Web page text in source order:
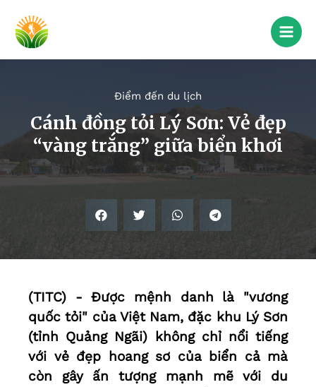
Điểm đến du lịch
Cánh đồng tỏi Lý Sơn: Vẻ đẹp
“vàng trắng” giữa biển khơi
(TITC) - Được mệnh danh là "vương
quốc tỏi" của Việt Nam, đặc khu Lý Sơn
(tỉnh Quảng Ngãi) không chỉ nổi tiếng
với vẻ đẹp hoang sơ của biển cả mà
còn gây ấn tượng mạnh mẽ với du